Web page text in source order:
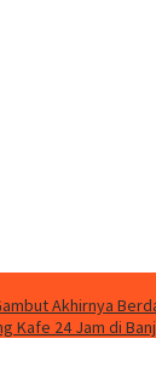
Akhirnya
Kafe 24 Jam di